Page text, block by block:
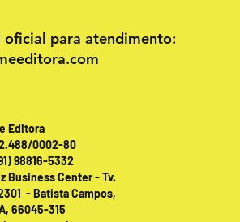
oficial para atendimento:
Editora
0002-80
98816-5332
Business Center - Tv.
- Batista Campos,
66045-315